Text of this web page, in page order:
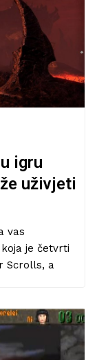
igru
uživjeti
vas
je četvrti
Scrolls, a